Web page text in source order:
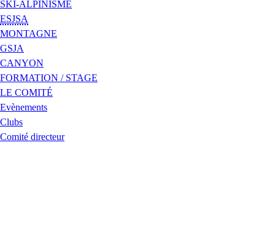
SKI-ALPINISME
ESJSA
MONTAGNE
GSJA
CANYON
FORMATION / STAGE
LE COMITÉ
Evènements
Clubs
Comité directeur